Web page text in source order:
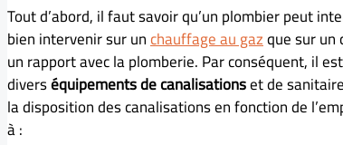
Tout d’abord, il faut savoir qu’un plombier peut
bien intervenir sur unchauffage au gazque sur un
un rapport avec la plomberie. Par conséquent, il
diverséquipements de canalisationset de
la disposition des canalisations en fonction de
à :